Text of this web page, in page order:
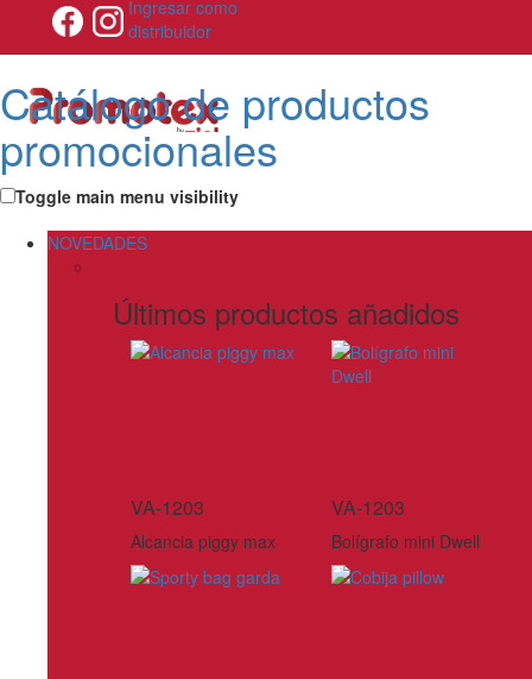
Ingresar como
distribuidor
Catálogo de productos
promocionales
Toggle main menu visibility
NOVEDADES
Últimos productos añadidos
VA-1203
Alcancia piggy max
VA-1203
Bolígrafo mini Dwell